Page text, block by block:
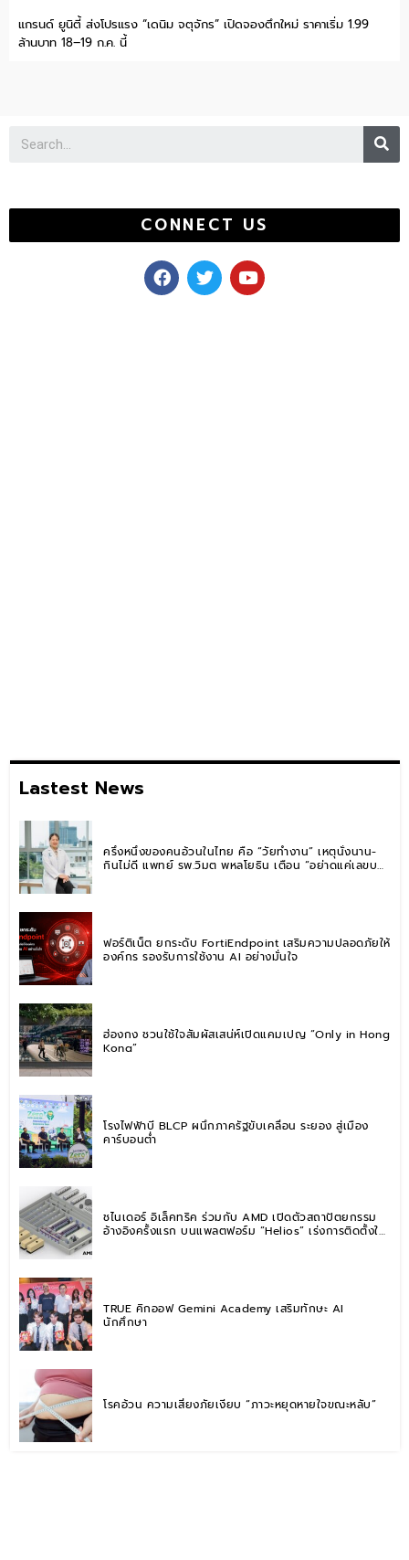
แกรนด์ ยูนิตี้ ส่งโปรแรง “เดนิม จตุจักร” เปิดจองตึกใหม่ ราคาเริ่ม 1.99
ล้านบาท 18–19 ก.ค. นี้
CONNECT US
F
a
c
T
w
i
Y
o
u
Lastest News
ครึ่งหนึ่งของคนอ้วนในไทย คือ “วัยทำงาน” เหตุนั่งนาน-
กินไม่ดี แพทย์ รพ.วิมุต พหลโยธิน เตือน “อย่าดูแค่เลขบน
ฟอร์ติเน็ต ยกระดับ FortiEndpoint เสริมความปลอดภัยให้
องค์กร รองรับการใช้งาน AI อย่างมั่นใจ
ฮ่องกง ชวนใช้ใจสัมผัสเสน่ห์เปิดแคมเปญ “Only in Hong
Kong”
โรงไฟฟ้าบี BLCP ผนึกภาครัฐขับเคลื่อน ระยอง สู่เมือง
คาร์บอนต่ำ
ชไนเดอร์ อิเล็คทริค ร่วมกับ AMD เปิดตัวสถาปัตยกรรม
อ้างอิงครั้งแรก บนแพลตฟอร์ม “Helios” เร่งการติดตั้งใช้
TRUE คิกออฟ Gemini Academy เสริมทักษะ AI
นักศึกษา
โรคอ้วน ความเสี่ยงภัยเงียบ “ภาวะหยุดหายใจขณะหลับ”